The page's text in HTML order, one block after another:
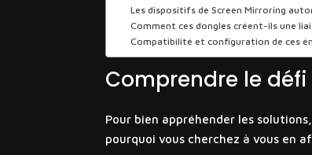
Les dispositifs de Screen Mirroring
Comment ces dongles créent-ils une
Compatibilité et configuration de ces
Comprendre le
Pour bien appréhender les
pourquoi vous cherchez à vous en